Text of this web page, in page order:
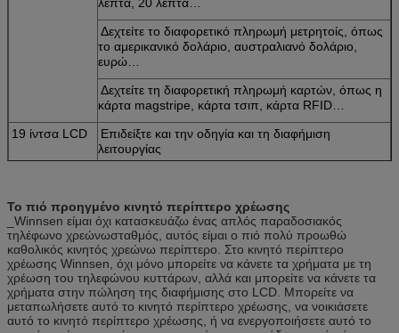
Δεχτείτε το διαφορετικό πληρωμή μετρητοίς, όπως
το αμερικανικό δολάριο, αυστραλιανό δολάριο,
ευρώ…
Δεχτείτε τη διαφορετική πληρωμή καρτών, όπως η
κάρτα magstripe, κάρτα τσιπ, κάρτα RFID…
19 ίντσα LCD
Επιδείξτε και την οδηγία και τη διαφήμιση
λειτουργίας
Υποστηρίξτε τις πολυ γλώσσες
Υποστηρίξτε το ενδιάμεσο με τον χρήστη συνήθειας
οθόνη αφής 19
ίντσας
Κάνετε Winnsen το κινητό περίπτερο χρέωσης
φιλικό στη χρήση
Υπολογιστής
Το σταθερό βιομηχανικό συγκρότημα ηλεκτρονικών
Το πιό προηγμένο κινητό περίπτερο χρέωσης
_Winnsen είμαι όχι κατασκευάζω ένας απλός παραδοσιακός
τηλέφωνο χρεώνωσταθμός, αυτός είμαι ο πιό πολύ προωθώ
καθολικός κινητός χρεώνω περίπτερο. Στο κινητό περίπτερο
χρέωσης Winnsen, όχι μόνο μπορείτε να κάνετε τα χρήματα με τη
χρέωση του τηλεφώνου κυττάρων, αλλά και μπορείτε να κάνετε τα
χρήματα στην πώληση της διαφήμισης στο LCD. Μπορείτε να
μεταπωλήσετε αυτό το κινητό περίπτερο χρέωσης, να νοικιάσετε
αυτό το κινητό περίπτερο χρέωσης, ή να ενεργοποιήσετε αυτό το